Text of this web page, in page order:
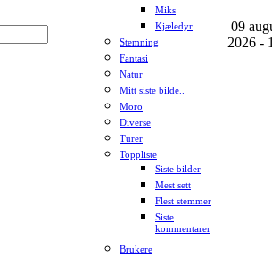
Miks
Kjæledyr
Stemning
Fantasi
Natur
Mitt siste bilde..
Moro
Diverse
Turer
Toppliste
Siste bilder
Mest sett
Flest stemmer
Siste
kommentarer
Brukere
09
2026 -